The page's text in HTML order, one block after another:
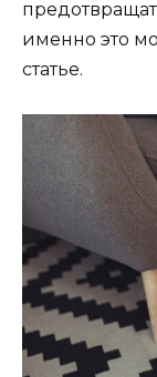
именно это
статье.